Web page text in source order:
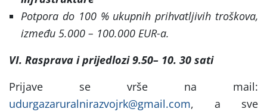
Potpora do 100 % ukupnih prihvatljivih troškova,
između 5.000 – 100.000 EUR-a.
VI. Rasprava i prijedlozi 9.50– 10. 30 sati
Prijave se vrše na mail:
udurgazaruralnirazvojrk@gmail.com, a sve